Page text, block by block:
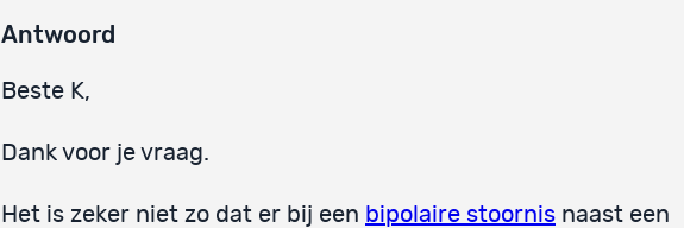
Antwoord
Beste K,
Dank voor je vraag.
Het is zeker niet zo dat er bij een bipolaire stoornis naast een